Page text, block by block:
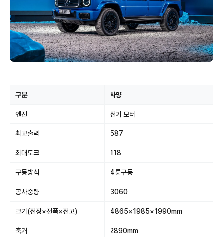
구분 사양
엔진 전기 모터
최고출력 587
최대토크 118
구동방식 4륜구동
공차중량 3060
크기(전장×전폭×전고) 4865×1985×1990mm
축거 2890mm